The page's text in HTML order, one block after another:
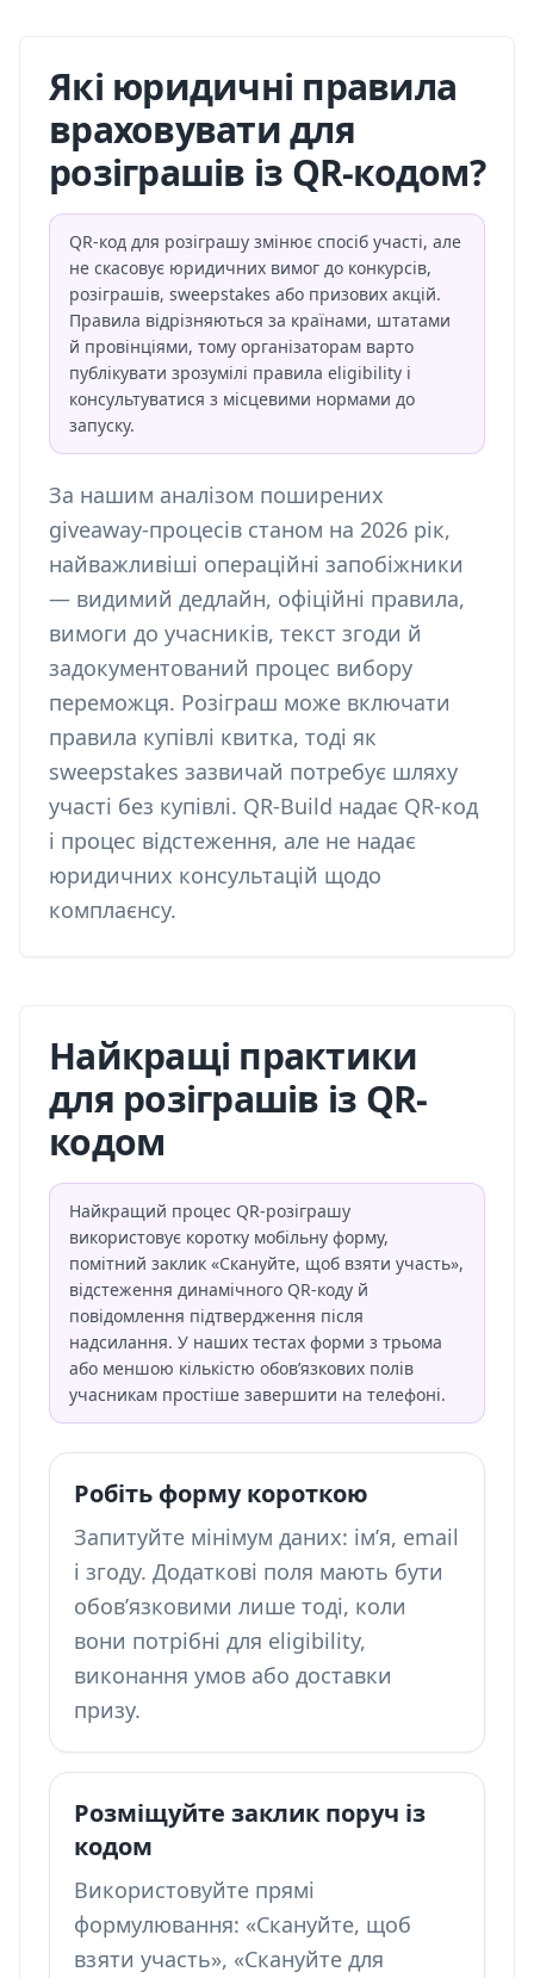
Які юридичні правила
враховувати для
розіграшів із QR-кодом?
QR-код для розіграшу змінює спосіб участі, але
не скасовує юридичних вимог до конкурсів,
розіграшів, sweepstakes або призових акцій.
Правила відрізняються за країнами, штатами
й провінціями, тому організаторам варто
публікувати зрозумілі правила eligibility і
консультуватися з місцевими нормами до
запуску.
За нашим аналізом поширених
giveaway-процесів станом на 2026 рік,
найважливіші операційні запобіжники
— видимий дедлайн, офіційні правила,
вимоги до учасників, текст згоди й
задокументований процес вибору
переможця. Розіграш може включати
правила купівлі квитка, тоді як
sweepstakes зазвичай потребує шляху
участі без купівлі. QR-Build надає QR-код
і процес відстеження, але не надає
юридичних консультацій щодо
комплаєнсу.
Найкращі практики
для розіграшів із QR-
кодом
Найкращий процес QR-розіграшу
використовує коротку мобільну форму,
помітний заклик «Скануйте, щоб взяти участь»,
відстеження динамічного QR-коду й
повідомлення підтвердження після
надсилання. У наших тестах форми з трьома
або меншою кількістю обов’язкових полів
учасникам простіше завершити на телефоні.
Робіть форму короткою
Запитуйте мінімум даних: ім’я, email
і згоду. Додаткові поля мають бути
обов’язковими лише тоді, коли
вони потрібні для eligibility,
виконання умов або доставки
призу.
Розміщуйте заклик поруч із
кодом
Використовуйте прямі
формулювання: «Скануйте, щоб
взяти участь», «Скануйте для